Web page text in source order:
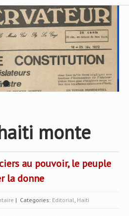
monte
au pouvoir, le peuple
la donne
| Categories: Editorial, Haïti